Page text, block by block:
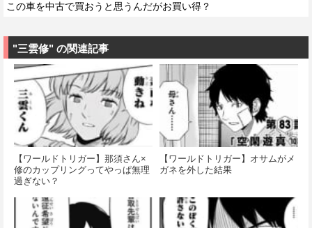
この車を中古で買おうと思うんだがお買い得？
"三雲修" の関連記事
【ワールドトリガー】那須さん×
修のカップリングってやっぱ無理
過ぎない？
【ワールドトリガー】オサムがメ
ガネを外した結果